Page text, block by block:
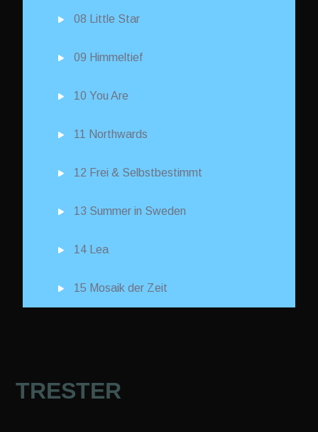
08 Little Star
09 Himmeltief
10 You Are
11 Northwards
12 Frei & Selbstbestimmt
13 Summer in Sweden
14 Lea
15 Mosaik der Zeit
TRESTER